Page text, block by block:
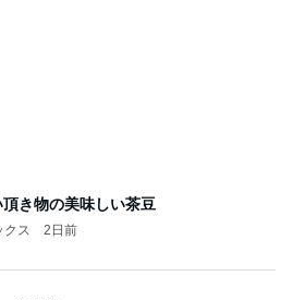
き物の美味しい茶豆
クス 2日前